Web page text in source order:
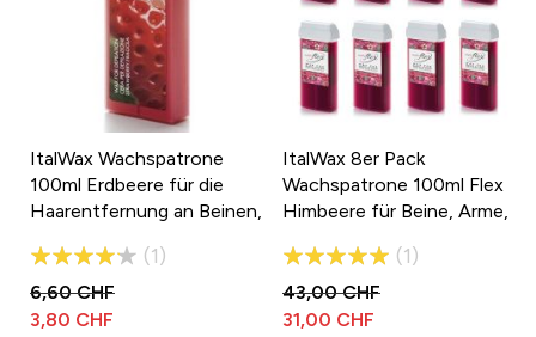
ItalWax Wachspatrone
100ml Erdbeere für die
Haarentfernung an Beinen,
Bewertung:
80%
1
3,80 CHF
6,60 CHF
ItalWax 8er Pack
Wachspatrone 100ml Flex
Himbeere für Beine, Arme,
Bewertung:
100%
1
31,00 CHF
43,00 CHF